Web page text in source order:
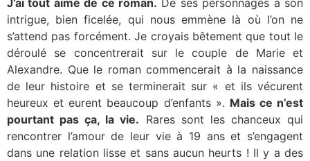
J’ai tout aimé de ce roman. De ses personnages à son
intrigue, bien ficelée, qui nous emmène là où l’on ne
s’attend pas forcément. Je croyais bêtement que tout le
déroulé se concentrerait sur le couple de Marie et
Alexandre. Que le roman commencerait à la naissance
de leur histoire et se terminerait sur « et ils vécurent
heureux et eurent beaucoup d’enfants ». Mais ce n’est
pourtant pas ça, la vie. Rares sont les chanceux qui
rencontrer l’amour de leur vie à 19 ans et s’engagent
dans une relation lisse et sans aucun heurts ! Il y a des